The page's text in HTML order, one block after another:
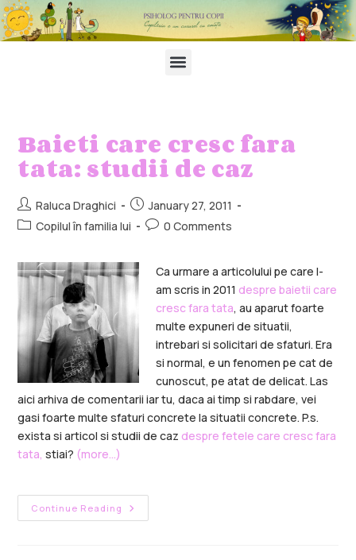
Baieti care cresc fara
tata: studii de caz
Raluca Draghici
January 27, 2011
Copilul în familia lui
0 Comments
Ca urmare a articolului pe care l-
am scris in 2011 despre baietii care
cresc fara tata, au aparut foarte
multe expuneri de situatii,
intrebari si solicitari de sfaturi. Era
si normal, e un fenomen pe cat de
cunoscut, pe atat de delicat. Las
aici arhiva de comentarii iar tu, daca ai timp si rabdare, vei
gasi foarte multe sfaturi concrete la situatii concrete. P.s.
exista si articol si studii de caz despre fetele care cresc fara
tata, stiai? (more…)
Continue Reading